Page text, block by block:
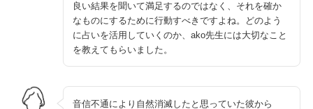
良い結果を聞いて満足するのではなく、それを確か
なものにするために行動すべきですよね。どのよう
に占いを活用していくのか、ako先生には大切なこと
を教えてもらいました。
音信不通により自然消滅したと思っていた彼から